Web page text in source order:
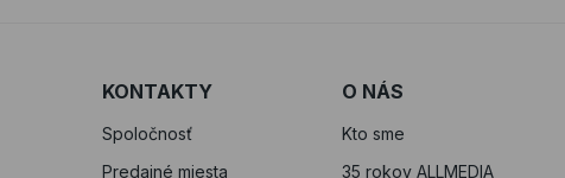
KONTAKTY
Spoločnosť
Predajné miesta
O NÁS
Kto sme
35 rokov ALLMEDIA